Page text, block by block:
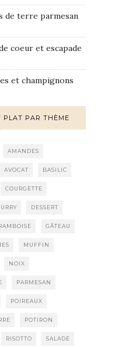
de terre parmesan
coeur et escapade
et champignons
PLAT PAR THÈME
AMANDES
AVOCAT BASILIC
COURGETTE
DESSERT
GÂTEAU
MUFFIN
NOIX
PARMESAN
POIREAUX
POTIRON
RISOTTO SALADE